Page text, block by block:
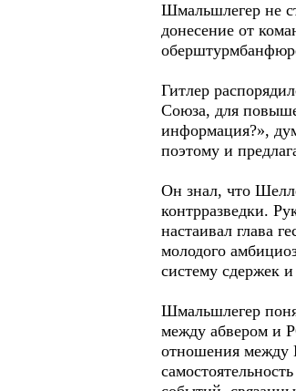
Шмальшлегер не
донесение от
Гитлер
Союза, для
информация?»,
поэтому и
Он знал, что
контрразведки.
настаивал глава
молодого
систему сдержек
Шмальшлегер
между абвером и
отношения между